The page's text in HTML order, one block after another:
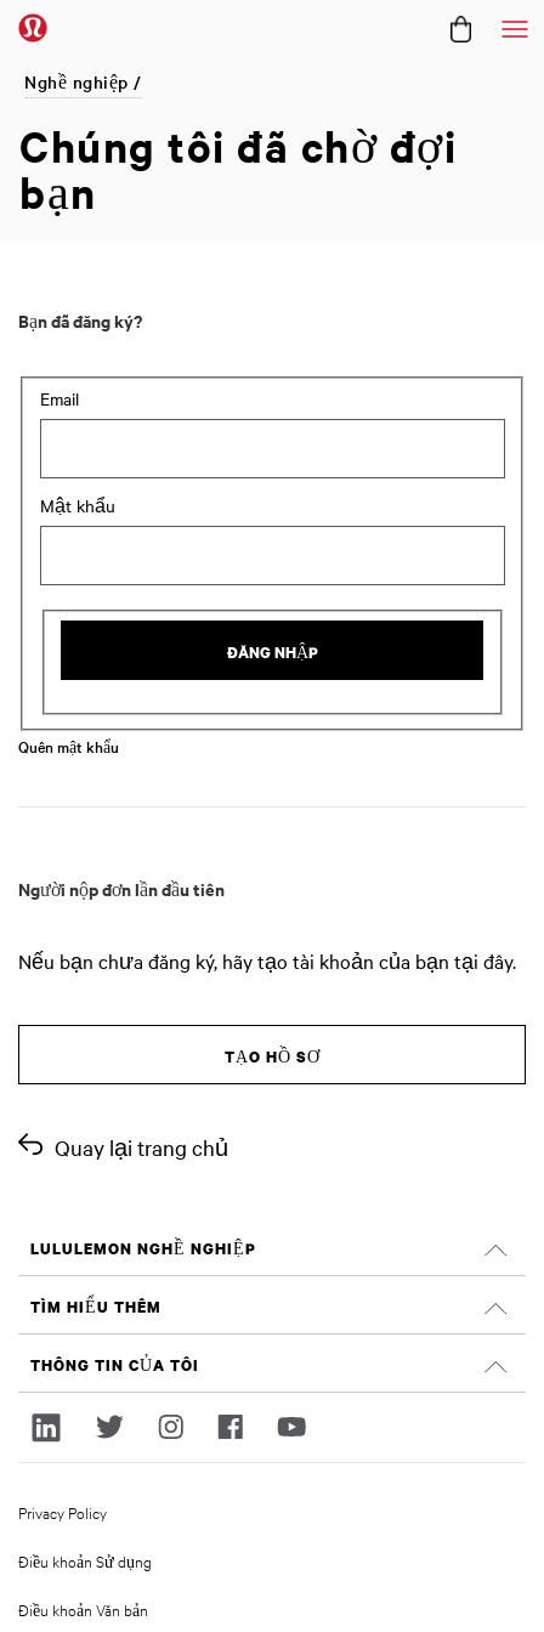
Nghề nghiệp /
Chúng tôi đã chờ đợi
bạn
Bạn đã đăng ký?
Login: user and password
Email
Mật khẩu
ĐĂNG NHẬP
Quên mật khẩu
Người nộp đơn lần đầu tiên
Nếu bạn chưa đăng ký, hãy tạo tài khoản của bạn tại đây.
TẠO HỒ SƠ
Quay lại trang chủ
LULULEMON NGHỀ NGHIỆP
Nghề nghiệp
TÌM VIỆC LÀM
TÌM HIỂU THÊM
Đánh giá trên Glassdoor
Tính bền vững và tác động xã hội
lululemon.com
THÔNG TIN CỦA TÔI
Đăng nhập
Privacy Policy
Điều khoản Sử dụng
Điều khoản Văn bản